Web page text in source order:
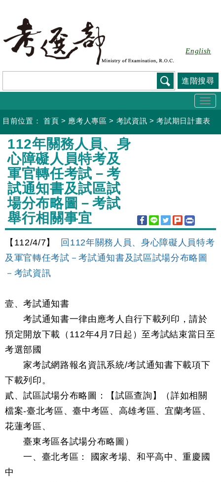
要
容
English
進階搜尋
目前位置： 首頁 > 應考人專區 > 考試資訊 >考試期日計畫表
:::
112年關務人員、身
心障礙人員特考及
軍官轉任考試－考
試通知書及試區試
場分布略圖－考試
舉行相關事宜
【112/4/7】
回112年關務人員、身心障礙人員特考
及軍官轉任考試－考試通知書及試區試場分布略圖
－考試資訊
壹、考試通知書
考試通知書一律由應考人自行下載列印，請於
預定開放下載（112年4月7日起）至考試結束當日至
考選部國
家考試網路報名資訊系統/考試通知書下載項下
下載列印。
貳、試區試場分布略圖：【試區查詢】（詳如相關
檔案-臺北考區、臺中考區、高雄考區、宜蘭考區、
花蓮考區、
臺東考區各試場分布略圖）
一、臺北考區： 國家考場、和平高中、重慶國
中